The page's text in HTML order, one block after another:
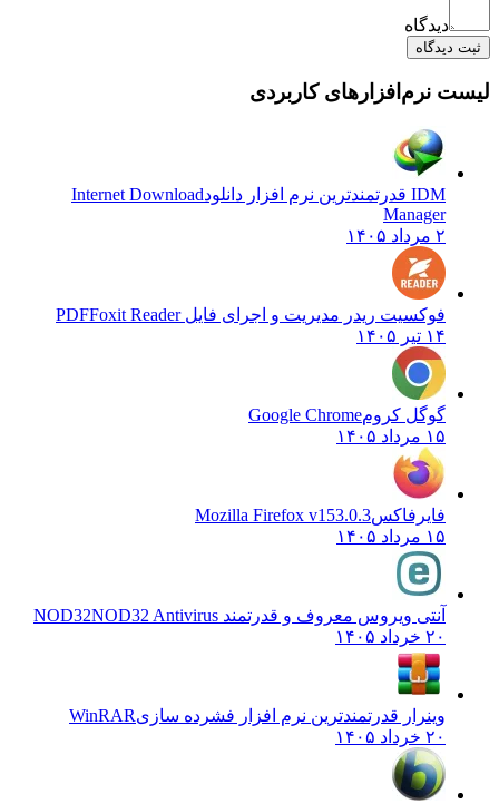
دیدگاه
ثبت دیدگاه
لیست نرم‌افزارهای کاربردی
IDM قدرتمندترین نرم افزار دانلود
Internet Download
Manager
۲ مرداد ۱۴۰۵
فوکسیت ریدر مدیریت و اجرای فایل PDFFoxit Reader
۱۴ تیر ۱۴۰۵
گوگل کرومGoogle Chrome
۱۵ مرداد ۱۴۰۵
فایرفاکسMozilla Firefox v153.0.3
۱۵ مرداد ۱۴۰۵
آنتی ویروس معروف و قدرتمند NOD32 NOD32 Antivirus
۲۰ خرداد ۱۴۰۵
وینرار قدرتمندترین نرم افزار فشرده سازیWinRAR
۲۰ خرداد ۱۴۰۵